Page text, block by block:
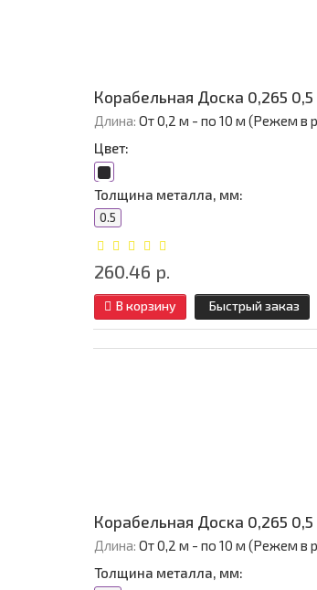
Корабельная Доска 0,265
Длина: От 0,2 м - по 10 м (Режем в
Цвет:
Толщина металла, мм:
0.5
260.46 р.
В корзину Быстрый заказ
Корабельная Доска 0,265
Длина: От 0,2 м - по 10 м (Режем в
Толщина металла, мм: